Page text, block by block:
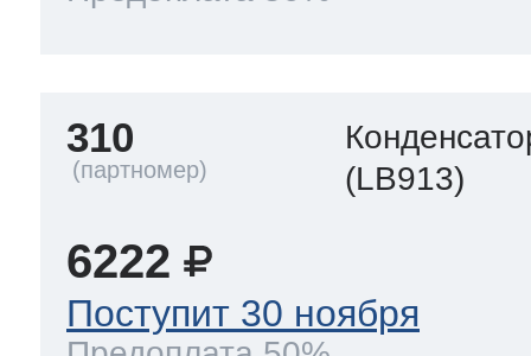
310
(LB913)
6222
Поступит 30 ноября